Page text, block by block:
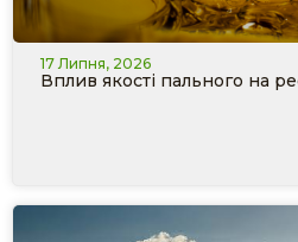
17 Липня, 2026
Вплив якості пального на